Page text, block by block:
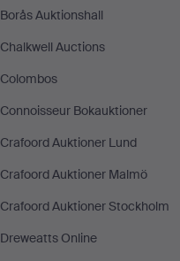
Borås Auktionshall
Chalkwell Auctions
Colombos
Connoisseur Bokauktioner
Crafoord Auktioner Lund
Crafoord Auktioner Malmö
Crafoord Auktioner Stockholm
Dreweatts Online